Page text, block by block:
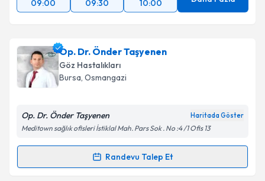
09:00 09:30 10:00
Op. Dr. Önder Taşyenen
Göz Hastalıkları
Bursa, Osmangazi
Op. Dr. Önder Taşyenen Haritada Göster
Meditown sağlık ofisleri İstiklal Mah. Pars Sok . No :4 /1 Ofis 13
Randevu Talep Et
Randevu Takvimi Talebi